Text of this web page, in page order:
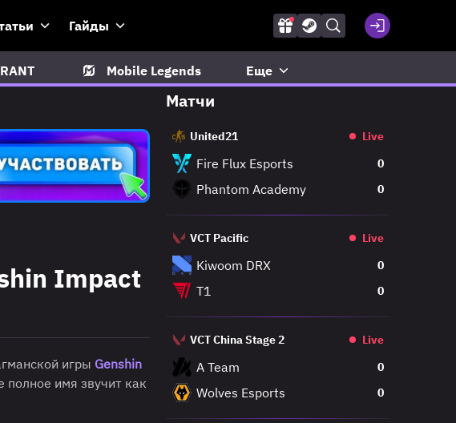
Гайды
Mobile Legends Еще
Impact
игры Genshin
имя звучит как
Матчи
United21 Live
Fire Flux Esports 0
Phantom Academy 0
VCT Pacific Live
Kiwoom DRX 0
T1 0
VCT China Stage 2 Live
A Team 0
Wolves Esports 0